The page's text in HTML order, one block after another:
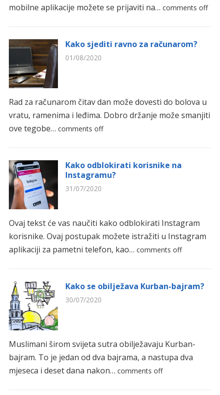
mobilne aplikacije možete se prijaviti na… comments off
Kako sjediti ravno za računarom?
01/08/2020
Rad za računarom čitav dan može dovesti do bolova u
vratu, ramenima i leđima. Dobro držanje može smanjiti
ove tegobe… comments off
Kako odblokirati korisnike na
Instagramu?
31/07/2020
Ovaj tekst će vas naučiti kako odblokirati Instagram
korisnike. Ovaj postupak možete istražiti u Instagram
aplikaciji za pametni telefon, kao… comments off
Kako se obilježava Kurban-bajram?
30/07/2020
Muslimani širom svijeta sutra obilježavaju Kurban-
bajram. To je jedan od dva bajrama, a nastupa dva
mjeseca i deset dana nakon… comments off